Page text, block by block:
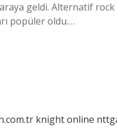
geldi. Alternatif
popüler oldu.…
knight online